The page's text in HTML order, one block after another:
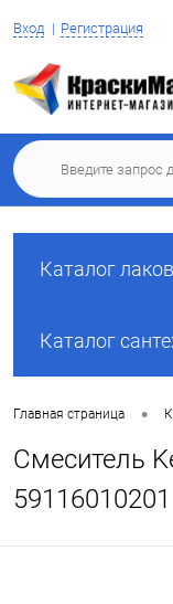
Вход Регистрация
Каталог
Каталог
Главная страница •
Смеситель